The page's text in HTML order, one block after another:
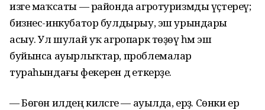
изге маҡсаты — районда агротуризмды үҫтереү;
бизнес-инкубатор булдырыу, эш урындары
асыу. Ул шулай уҡ агропарк төҙөү һәм эш
буйынса ауырлыҡтар, проблемалар
тураһындағы фекерен дә еткерҙе.
— Бөгөн илдең киләсәге — ауылда, ерҙә. Сөнки ер